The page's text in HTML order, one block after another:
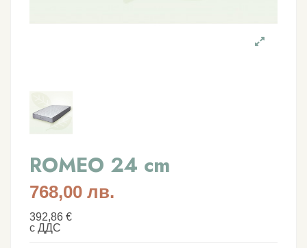
ROMEO 24 cm
768,00 лв.
392,86 €
с ДДС